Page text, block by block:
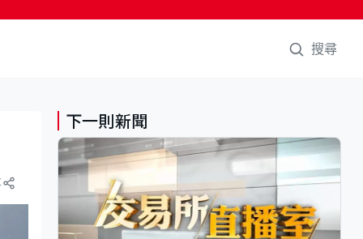
搜尋
下一則新聞